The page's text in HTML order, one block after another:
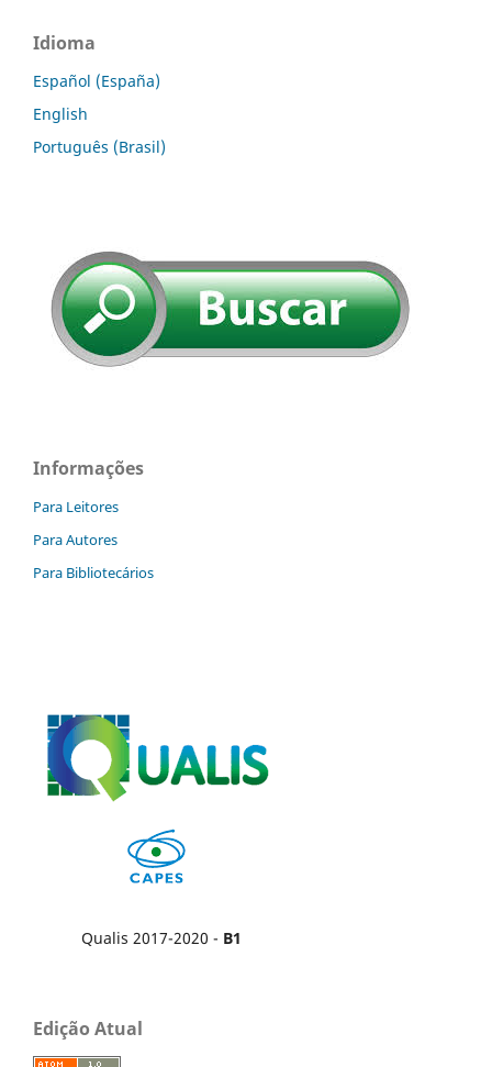
Idioma
Español (España)
English
Português (Brasil)
Informações
Para Leitores
Para Autores
Para Bibliotecários
Qualis 2017-2020 - B1
Edição Atual